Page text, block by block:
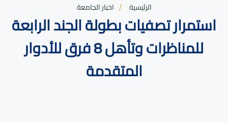
الرئيسية اخبار الجامعة
استمرار تصفيات بطولة الجند الرابعة
للمناظرات وتأهل 8 فرق للأدوار
المتقدمة